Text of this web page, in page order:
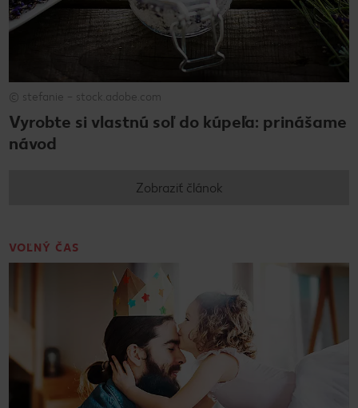
© stefanie – stock.adobe.com
Vyrobte si vlastnú soľ do kúpeľa: prinášame
návod
Zobraziť článok
VOĽNÝ ČAS